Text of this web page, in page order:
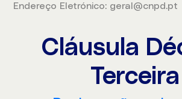
Endereço Eletrónico: geral@cnpd.pt
Cláusula
Terceira